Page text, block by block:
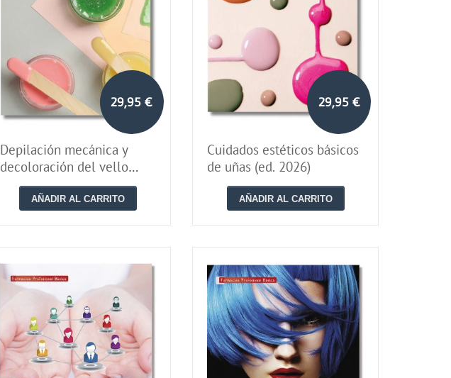
29,95 €
Depilación mecánica y
decoloración del vello
superfluo (ed. 2026)
AÑADIR AL CARRITO
29,95 €
Cuidados estéticos básicos
de uñas (ed. 2026)
AÑADIR AL CARRITO